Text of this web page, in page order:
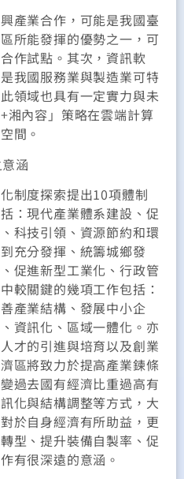
產業合作，可能是我國臺
所能發揮的優勢之一，可
作試點。其次，資訊軟
我國服務業與製造業可特
領域也具有一定實力與未
湘內容」策略在雲端計算
間。
涵
制度探索提出10項體制
：現代產業體系建設、促
科技引領、資源節約和環
充分發揮、統籌城鄉發
促進新型工業化、行政管
較關鍵的幾項工作包括：
產業結構、發展中小企
資訊化、區域一體化。亦
才的引進與培育以及創業
區將致力於提高產業鍊條
過去國有經濟比重過高有
化與結構調整等方式，大
於自身經濟有所助益，更
型、提升裝備自製率、促
有很深遠的意涵。